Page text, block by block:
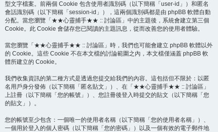
型文字檔案。前兩個 Cookie 包含使用者識別碼（以下簡稱「user-id」）和匿名
會話識別碼（以下簡稱「session-id」），這兩個識別碼都是由 phpBB 軟體自動
分配。當您瀏覽「★★心靈捕手★★ :: 討論區」中的主題後，系統會建立第三個
Cookie。此 Cookie 會儲存您已閱讀的主題訊息，從而改善您的使用者體驗。
當您瀏覽「★★心靈捕手★★ :: 討論區」時，我們也可能會建立 phpBB 軟體以外
的 Cookie。這些 Cookie 不在本文檔的討論範圍之內，本文檔僅涵蓋 phpBB 軟
體所建立的 Cookie。
我們收集資訊的第二種方式是透過您提交給我們的內容。這包括但不限於：以匿
名用戶身分發佈（以下簡稱「匿名貼文」）、在「★★心靈捕手★★ :: 討論區」
上註冊（以下簡稱「您的帳號」）、您註冊後登入時提交的貼文（以下簡稱「您
的貼文」）。
您的帳號至少包含：一個唯一的使用者名稱（以下簡稱「您的使用者名稱」）、
一個用於登入的個人密碼（以下簡稱「您的密碼」）以及一個有效的電子郵件地